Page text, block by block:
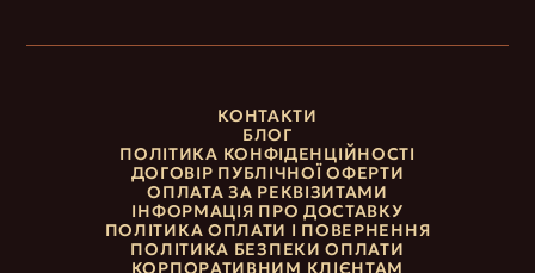
КОНТАКТИ
БЛОГ
ПОЛІТИКА КОНФІДЕНЦІЙНОСТІ
ДОГОВІР ПУБЛІЧНОЇ ОФЕРТИ
ОПЛАТА ЗА РЕКВІЗИТАМИ
ІНФОРМАЦІЯ ПРО ДОСТАВКУ
ПОЛІТИКА ОПЛАТИ І ПОВЕРНЕННЯ
ПОЛІТИКА БЕЗПЕКИ ОПЛАТИ
КОРПОРАТИВНИМ КЛІЄНТАМ